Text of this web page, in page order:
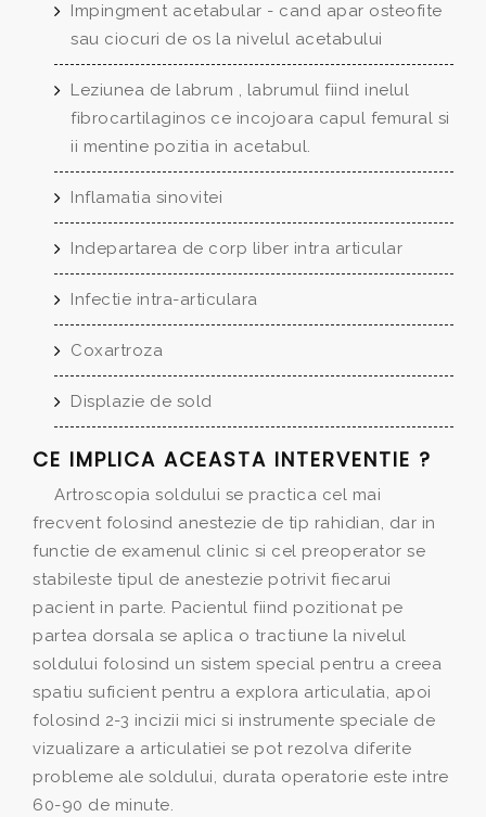
Impingment acetabular - cand apar osteofite
sau ciocuri de os la nivelul acetabului
Leziunea de labrum , labrumul fiind inelul
fibrocartilaginos ce incojoara capul femural si
ii mentine pozitia in acetabul.
Inflamatia sinovitei
Indepartarea de corp liber intra articular
Infectie intra-articulara
Coxartroza
Displazie de sold
CE IMPLICA ACEASTA INTERVENTIE ?
Artroscopia soldului se practica cel mai
frecvent folosind anestezie de tip rahidian, dar in
functie de examenul clinic si cel preoperator se
stabileste tipul de anestezie potrivit fiecarui
pacient in parte. Pacientul fiind pozitionat pe
partea dorsala se aplica o tractiune la nivelul
soldului folosind un sistem special pentru a creea
spatiu suficient pentru a explora articulatia, apoi
folosind 2-3 incizii mici si instrumente speciale de
vizualizare a articulatiei se pot rezolva diferite
probleme ale soldului, durata operatorie este intre
60-90 de minute.